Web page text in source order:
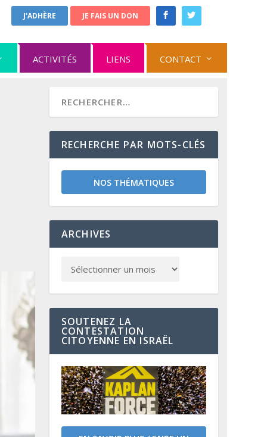
J'ADHÈRE JE FAIS UN DON
ACTIVITÉS LIENS CONTACT
RECHERCHE PAR MOTS-CLÉS
NOS THÉMATIQUES
ARCHIVES
SOUTENEZ LA
CONTESTATION
CITOYENNE EN ISRAËL